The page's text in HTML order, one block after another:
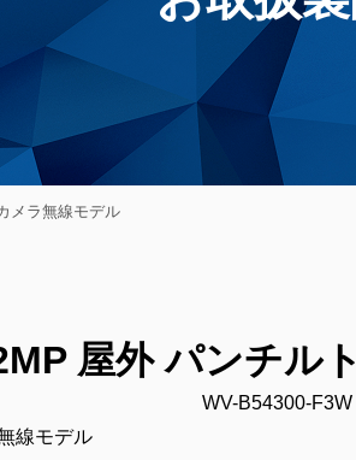
メラ無線モデル
屋外 パンチル
WV-B54300-F3W